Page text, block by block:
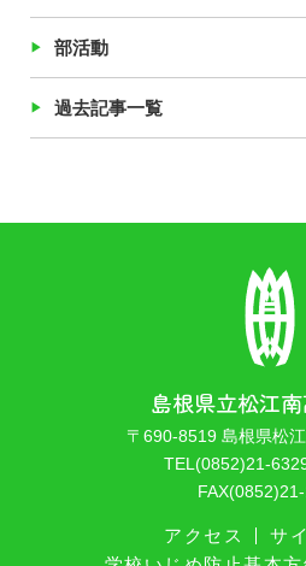
部活動
過去記事一覧
島根県立松江
〒690-8519 島根県松
TEL(0852)21-6329
アクセス
サ